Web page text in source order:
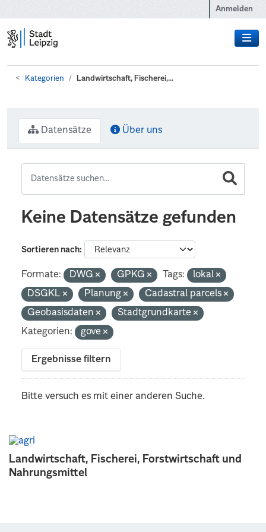
Anmelden
Kategorien Landwirtschaft, Fischerei,...
Landwirtschaft, Fischerei, Forstwirtschaft und
Nahrungsmittel
Datensätze Über uns
Keine Datensätze gefunden
Sortieren nach
Formate: DWG GPKG Tags:
lokal
DSGKL
Planung
Cadastral parcels
Geobasisdaten
Stadtgrundkarte
Kategorien:
gove
Ergebnisse filtern
Bitte versuch es mit einer anderen Suche.